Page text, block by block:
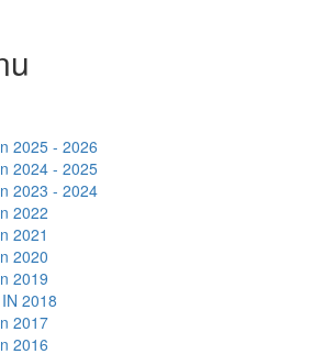
2025 - 2026
2024 - 2025
2023 - 2024
2022
2021
2020
2019
2018
2017
2016